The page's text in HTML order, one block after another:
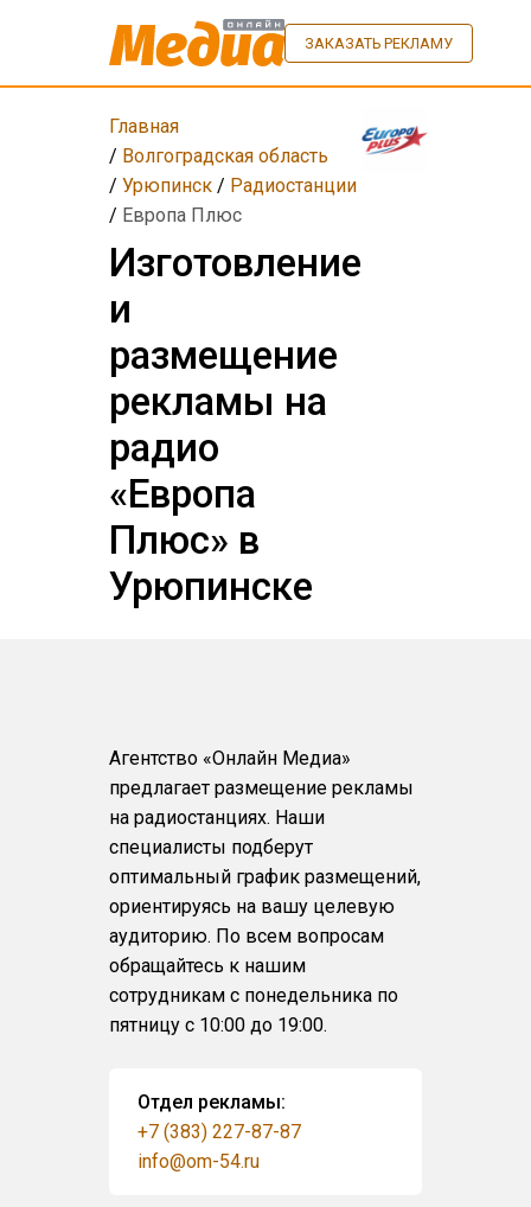
ЗАКАЗАТЬ РЕКЛАМУ
Главная
/ Волгоградская область
/Урюпинск / Радиостанции
/ Европа Плюс
Изготовление
и
размещение
рекламы на
радио
«Европа
Плюс» в
Урюпинске
Агентство «Онлайн Медиа»
предлагает размещение рекламы
на радиостанциях. Наши
специалисты подберут
оптимальный график размещений,
ориентируясь на вашу целевую
аудиторию. По всем вопросам
обращайтесь к нашим
сотрудникам с понедельника по
пятницу с 10:00 до 19:00.
Отдел рекламы:
+7 (383) 227-87-87
info@om-54.ru